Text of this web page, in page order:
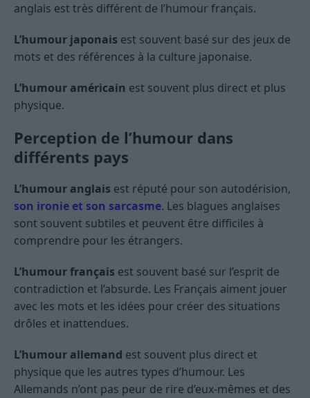
anglais est très différent de l’humour français.
L’humour japonais est souvent basé sur des jeux de
mots et des références à la culture japonaise.
L’humour américain est souvent plus direct et plus
physique.
Perception de l’humour dans
différents pays
L’humour anglais est réputé pour son autodérision,
son ironie et son sarcasme. Les blagues anglaises
sont souvent subtiles et peuvent être difficiles à
comprendre pour les étrangers.
L’humour français est souvent basé sur l’esprit de
contradiction et l’absurde. Les Français aiment jouer
avec les mots et les idées pour créer des situations
drôles et inattendues.
L’humour allemand est souvent plus direct et
physique que les autres types d’humour. Les
Allemands n’ont pas peur de rire d’eux-mêmes et des